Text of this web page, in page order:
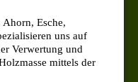
Esche,
uns auf
Verwertung und
mittels der